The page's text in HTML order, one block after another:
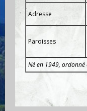
Adresse
Paroisses
Né en 1949, ordonné